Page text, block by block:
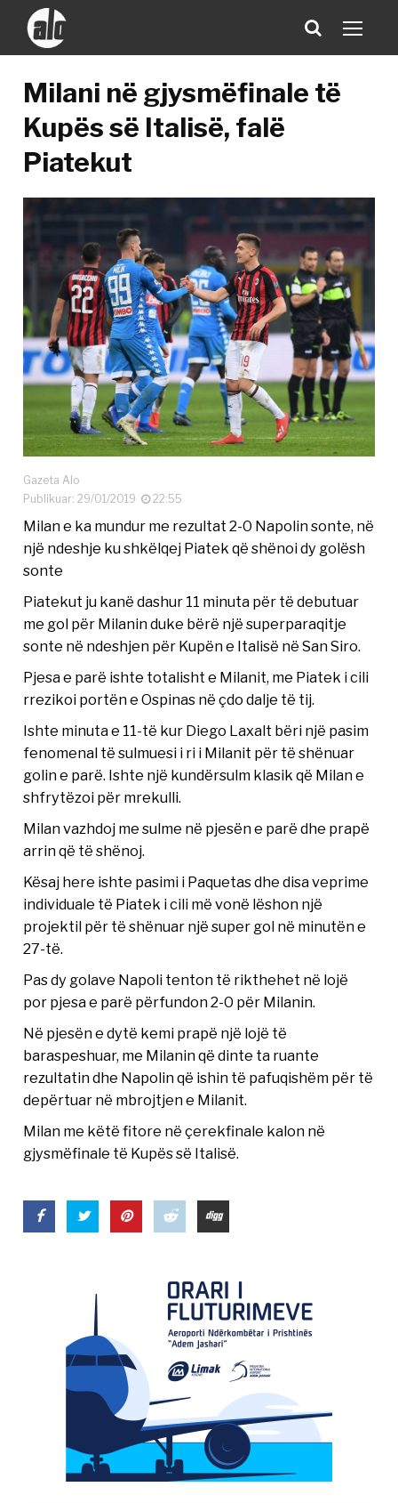
Milani në gjysmëfinale të
Kupës së Italisë, falë
Piatekut
Gazeta Alo
Publikuar: 29/01/2019
22:55
Milan e ka mundur me rezultat 2-0 Napolin sonte, në
një ndeshje ku shkëlqej Piatek që shënoi dy golësh
sonte
Piatekut ju kanë dashur 11 minuta për të debutuar
me gol për Milanin duke bërë një superparaqitje
sonte në ndeshjen për Kupën e Italisë në San Siro.
Pjesa e parë ishte totalisht e Milanit, me Piatek i cili
rrezikoi portën e Ospinas në çdo dalje të tij.
Ishte minuta e 11-të kur Diego Laxalt bëri një pasim
fenomenal të sulmuesi i ri i Milanit për të shënuar
golin e parë. Ishte një kundërsulm klasik që Milan e
shfrytëzoi për mrekulli.
Milan vazhdoj me sulme në pjesën e parë dhe prapë
arrin që të shënoj.
Kësaj here ishte pasimi i Paquetas dhe disa veprime
individuale të Piatek i cili më vonë lëshon një
projektil për të shënuar një super gol në minutën e
27-të.
Pas dy golave Napoli tenton të rikthehet në lojë
por pjesa e parë përfundon 2-0 për Milanin.
Në pjesën e dytë kemi prapë një lojë të
baraspeshuar, me Milanin që dinte ta ruante
rezultatin dhe Napolin që ishin të pafuqishëm për të
depërtuar në mbrojtjen e Milanit.
Milan me këtë fitore në çerekfinale kalon në
gjysmëfinale të Kupës së Italisë.